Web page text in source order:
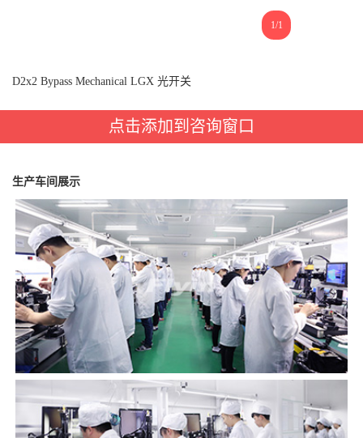
1/1
D2x2 Bypass Mechanical LGX 光开关
点击添加到咨询窗口
生产车间展示